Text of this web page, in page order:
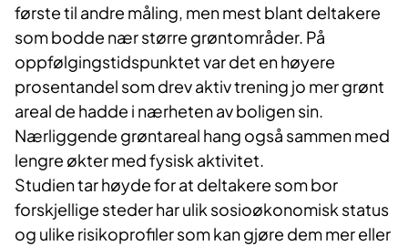
første til andre måling, men mest blant deltakere
som bodde nær større grøntområder. På
oppfølgingstidspunktet var det en høyere
prosentandel som drev aktiv trening jo mer grønt
areal de hadde i nærheten av boligen sin.
Nærliggende grøntareal hang også sammen med
lengre økter med fysisk aktivitet.
Studien tar høyde for at deltakere som bor
forskjellige steder har ulik sosioøkonomisk status
og ulike risikoprofiler som kan gjøre dem mer eller